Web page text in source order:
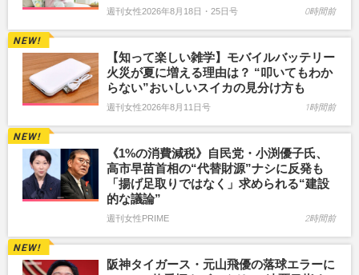
週刊女性2026年8月18日・25日号 0時間前
【知って楽しい雑学】モバイルバッテリー
火災が夏に増える理由は？ “叩いてもわか
らない”おいしいスイカの見分け方も
週刊女性2026年8月11日号 1時間前
《1%の消費減税》自民党・小渕優子氏、
高市早苗首相の“代替財源”ナシに反発も
「揚げ足取りではなく」求められる“建設
的な議論”
週刊女性PRIME 2時間前
阪神タイガース・元山飛優の落球エラーに